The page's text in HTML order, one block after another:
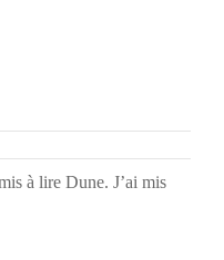
à lire Dune. J’ai mis